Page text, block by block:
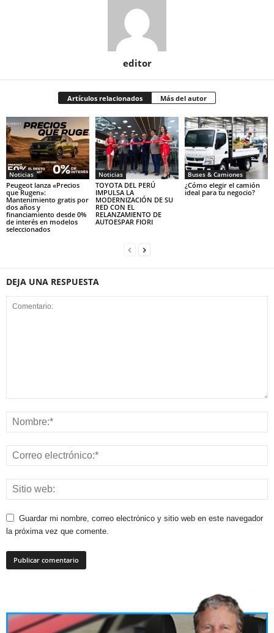
editor
Artículos relacionados Más del autor
Noticias
Peugeot lanza «Precios
que Rugen»:
Mantenimiento gratis por
dos años y
financiamiento desde 0%
de interés en modelos
seleccionados
Noticias
TOYOTA DEL PERÚ
IMPULSA LA
MODERNIZACIÓN DE SU
RED CON EL
RELANZAMIENTO DE
AUTOESPAR FIORI
Buses & Camiones
¿Cómo elegir el camión
ideal para tu negocio?
DEJA UNA RESPUESTA
Guardar mi nombre, correo electrónico y sitio web en este navegador
la próxima vez que comente.